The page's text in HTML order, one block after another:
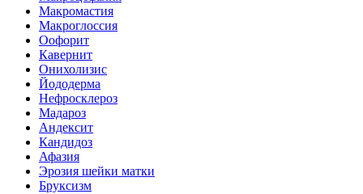
Макромастия
Макроглоссия
Оофорит
Кавернит
Онихолизис
Йододерма
Нефросклероз
Мадароз
Андексит
Кандидоз
Афазия
Эрозия шейки матки
Бруксизм